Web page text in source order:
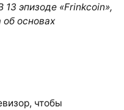
13 эпизоде «Frinkcoin»,
об основах
чтобы